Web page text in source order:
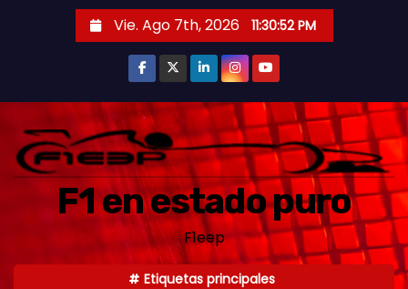
Vie. Ago 7th, 2026 11:30:54 PM
F1 en estado puro
F1eep
Etiquetas principales